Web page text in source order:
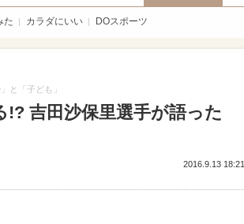
た カラダにいい DOスポーツ
と「子ども」
吉田沙保里選手が語った
2016.9.13 18:21